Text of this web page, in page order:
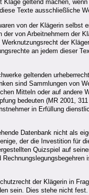
geltend machen,
Texte ausschließliche
von der Klägerin
von Arbeitnehmern der
der
an jedem dieser
geltenden
sind Sammlungen von
Mitteln oder auf andere
bedeuten (MR 2001,
in Erfüllung
Datenbank nicht als
der die Investition für
Quizspiel auf
der Klägerin in
sein. Dies stehe nicht fest.